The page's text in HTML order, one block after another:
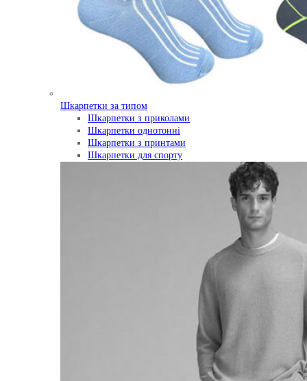
Шкарпетки за типом
Шкарпетки з приколами
Шкарпетки однотонні
Шкарпетки з принтами
Шкарпетки для спорту